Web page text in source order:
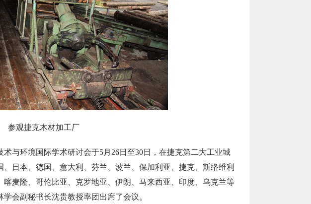
参观捷克木材加工厂
与环境国际学术研讨会于5月26日至30日，在捷克第二大工业城
日本、德国、意大利、芬兰、波兰、保加利亚、捷克、斯络维利
麦隆、哥伦比亚、克罗地亚、伊朗、马来西亚、印度、乌克兰等
会副秘书长沈贵教授率团出席了会议。